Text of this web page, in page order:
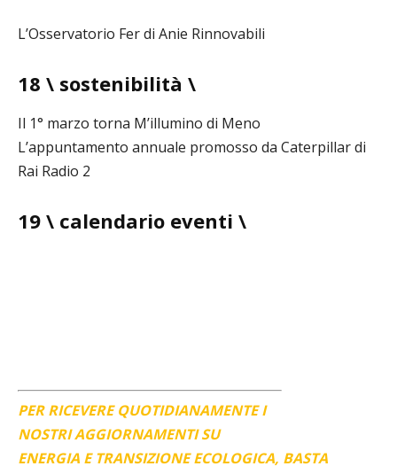
L’Osservatorio Fer di Anie Rinnovabili
18 \ sostenibilità \
Il 1° marzo torna M’illumino di Meno
L’appuntamento annuale promosso da Caterpillar di
Rai Radio 2
19 \ calendario eventi \
PER RICEVERE QUOTIDIANAMENTE I
NOSTRI AGGIORNAMENTI SU
ENERGIA E TRANSIZIONE ECOLOGICA, BASTA